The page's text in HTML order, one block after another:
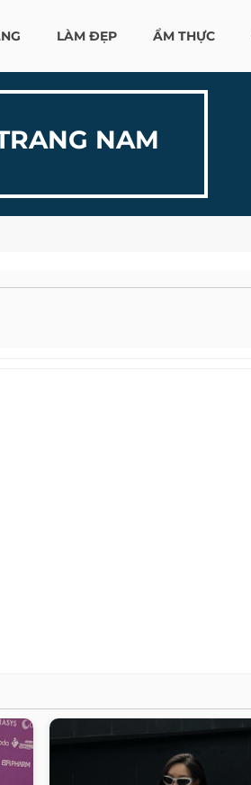
LÀM ĐẸP ẨM THỰC
NAM